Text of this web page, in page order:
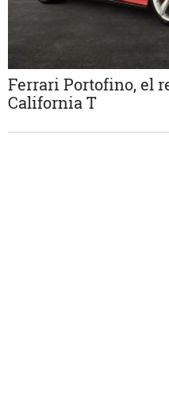
Ferrari Portofino, el
California T